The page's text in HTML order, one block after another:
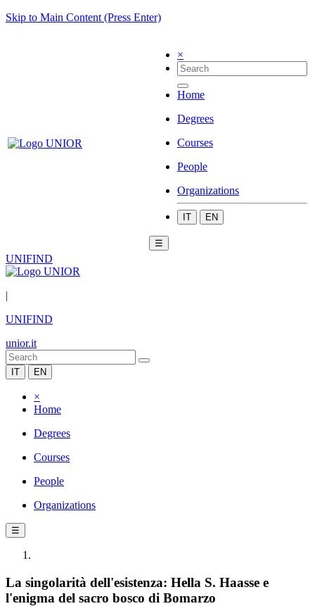
Skip to Main Content (Press Enter)
×
Home
Degrees
Courses
People
Organizations
IT EN
☰
UNIFIND
|
UNIFIND
unior.it
IT EN
×
Home
Degrees
Courses
People
Organizations
☰
La singolarità dell'esistenza: Hella S. Haasse e
l'enigma del sacro bosco di Bomarzo